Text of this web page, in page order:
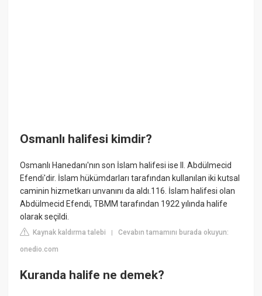
Osmanlı halifesi kimdir?
Osmanlı Hanedanı'nın son İslam halifesi ise II. Abdülmecid
Efendi'dir. İslam hükümdarları tarafından kullanılan iki kutsal
caminin hizmetkarı unvanını da aldı.116. İslam halifesi olan
Abdülmecid Efendi, TBMM tarafından 1922 yılında halife
olarak seçildi.
Kaynak kaldırma talebi |Cevabın tamamını burada okuyun:
onedio.com
Kuranda halife ne demek?